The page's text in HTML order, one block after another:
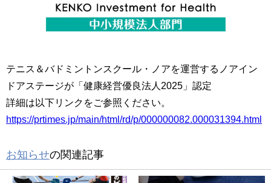
テニス＆バドミントンスクール・ノアを運営するノアイン
ドアステージが「健康経営優良法人2025」認定
詳細は以下リンクをご参照ください。
https://prtimes.jp/main/html/rd/p/000000082.000031394.html
お知らせの関連記事